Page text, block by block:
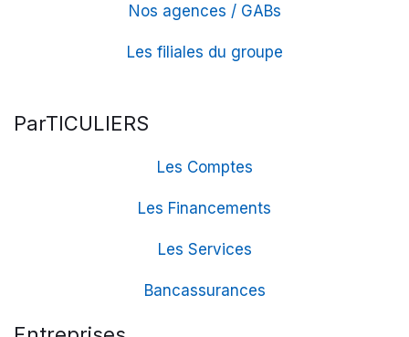
Nos agences / GABs
Les filiales du groupe
ParTICULIERS
Les Comptes
Les Financements
Les Services
Bancassurances